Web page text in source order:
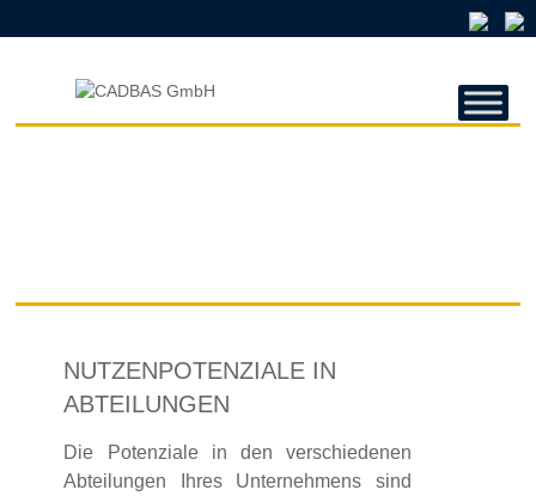
CADBAS
NUTZENPOTENZIALE IN
ABTEILUNGEN
Die Potenziale in den verschiedenen
Abteilungen Ihres Unternehmens sind